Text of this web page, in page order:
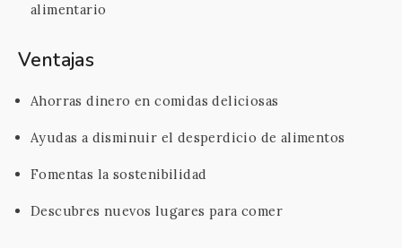
alimentario
Ventajas
Ahorras dinero en comidas deliciosas
Ayudas a disminuir el desperdicio de alimentos
Fomentas la sostenibilidad
Descubres nuevos lugares para comer